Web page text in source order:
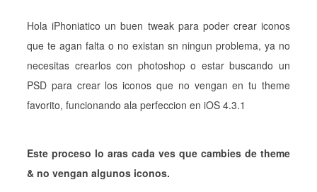
Hola iPhoniatico un buen tweak para poder crear iconos
que te agan falta o no existan sn ningun problema, ya no
necesitas crearlos con photoshop o estar buscando un
PSD para crear los iconos que no vengan en tu theme
favorito, funcionando ala perfeccion en iOS 4.3.1
Este proceso lo aras cada ves que cambies de theme
& no vengan algunos iconos.